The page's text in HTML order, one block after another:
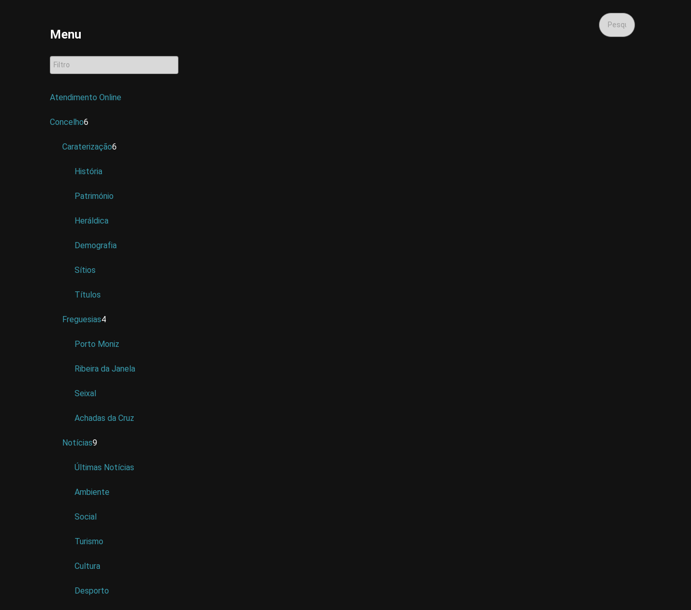
Menu
Atendimento Online
Concelho6
Caraterização6
História
Património
Heráldica
Demografia
Sítios
Títulos
Freguesias4
Porto Moniz
Ribeira da Janela
Seixal
Achadas da Cruz
Notícias9
Últimas Notícias
Ambiente
Social
Turismo
Cultura
Desporto